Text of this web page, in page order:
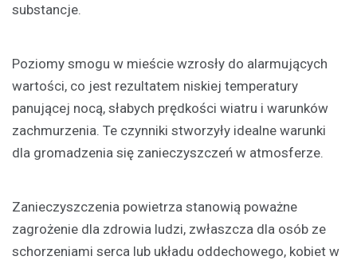
substancje.
Poziomy smogu w mieście wzrosły do alarmujących
wartości, co jest rezultatem niskiej temperatury
panującej nocą, słabych prędkości wiatru i warunków
zachmurzenia. Te czynniki stworzyły idealne warunki
dla gromadzenia się zanieczyszczeń w atmosferze.
Zanieczyszczenia powietrza stanowią poważne
zagrożenie dla zdrowia ludzi, zwłaszcza dla osób ze
schorzeniami serca lub układu oddechowego, kobiet w